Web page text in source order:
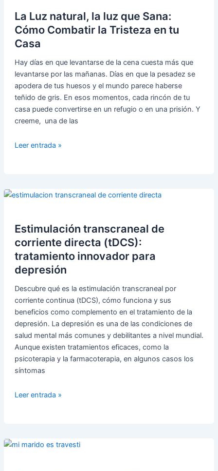
Sueños
y
Metas
🎯
La Luz natural, la luz que Sana:
Cómo Combatir la Tristeza en tu
Casa
Hay días en que levantarse de la cena cuesta más que
levantarse por las mañanas. Días en que la pesadez se
apodera de tus huesos y el mundo parece haberse
teñido de gris. En esos momentos, cada rincón de tu
casa puede convertirse en un refugio o en una prisión. Y
creeme, una de las
La
luz
Cómo
Combatir
Tristeza
en
tu
Casa
Leer entrada »
Estimulación transcraneal de
corriente directa (tDCS):
tratamiento innovador para
depresión
Descubre qué es la estimulación transcraneal por
corriente continua (tDCS), cómo funciona y sus
beneficios como complemento en el tratamiento de la
depresión. La depresión es una de las condiciones de
salud mental más comunes y debilitantes a nivel mundial.
Aunque existen tratamientos eficaces, como la
psicoterapia y la farmacoterapia, en algunos casos los
síntomas
Estimulación
directa
Leer entrada »